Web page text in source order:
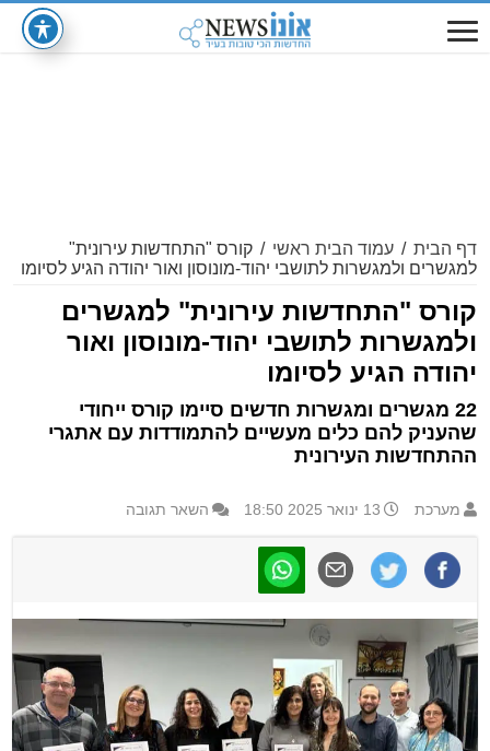
דף הבית / עמוד הבית ראשי / קורס "התחדשות עירונית"
למגשרים ולמגשרות לתושבי יהוד-מונוסון ואור יהודה הגיע לסיומו
קורס "התחדשות עירונית" למגשרים
ולמגשרות לתושבי יהוד-מונוסון ואור
יהודה הגיע לסיומו
22 מגשרים ומגשרות חדשים סיימו קורס ייחודי
שהעניק להם כלים מעשיים להתמודדות עם אתגרי
ההתחדשות העירונית
מערכת 13 ינואר 2025 18:50 השאר תגובה